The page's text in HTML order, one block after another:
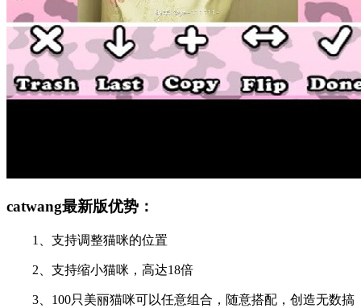
catwang最新版优势：
1、支持调整猫咪的位置
2、支持缩小猫咪，高达18倍
3、100只美丽猫咪可以任意组合，随意搭配，创造无数搞